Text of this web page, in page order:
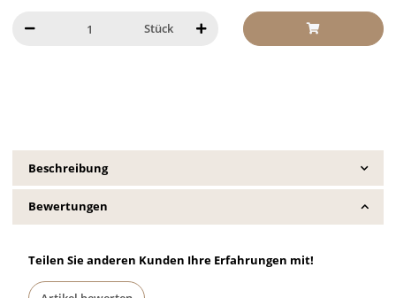
Stück
Beschreibung
Bewertungen
Teilen Sie anderen Kunden Ihre Erfahrungen mit!